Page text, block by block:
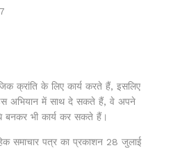
क्रांति के लिए कार्य करते हैं, इसलिए
इस अभियान में साथ दे सकते हैं, वे अपने
बनकर भी कार्य कर सकते हैं।
समाचार पत्र का प्रकाशन 28 जुलाई